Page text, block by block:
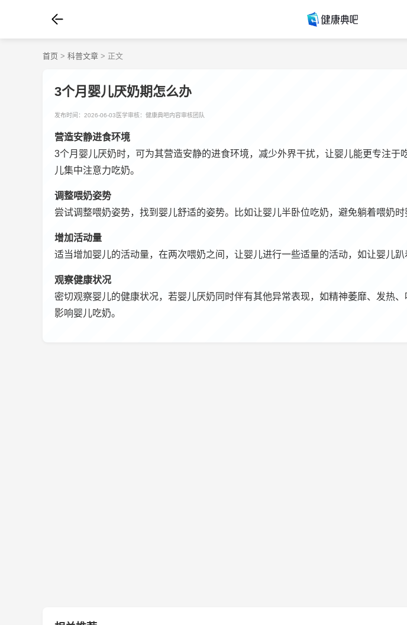
首页 > 科普文章 > 正文
3个月婴儿厌奶期怎么办
发布时间：2026-06-03 医学审核：健康典吧内容审核团队
营造安静进食环境
3个月婴儿厌奶时，可为其营造安静的进食环境，减少外界干扰，让婴儿能更专注
儿集中注意力吃奶。
调整喂奶姿势
尝试调整喂奶姿势，找到婴儿舒适的姿势。比如让婴儿半卧位吃奶，避免躺着喂奶
增加活动量
适当增加婴儿的活动量，在两次喂奶之间，让婴儿进行一些适量的活动，如让婴儿
观察健康状况
密切观察婴儿的健康状况，若婴儿厌奶同时伴有其他异常表现，如精神萎靡、发热
影响婴儿吃奶。